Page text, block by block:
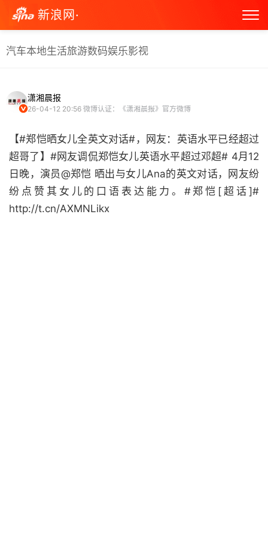
新浪网·
汽车本地生活旅游数码娱乐影视
潇湘晨报
26-04-12 20:56 微博认证：《潇湘晨报》官方微博
【#郑恺晒女儿全英文对话#，网友：英语水平已经超过
超哥了】#网友调侃郑恺女儿英语水平超过邓超# 4月12
日晚，演员@郑恺 晒出与女儿Ana的英文对话，网友纷
纷点赞其女儿的口语表达能力。#郑恺[超话]#
http://t.cn/AXMNLikx ​